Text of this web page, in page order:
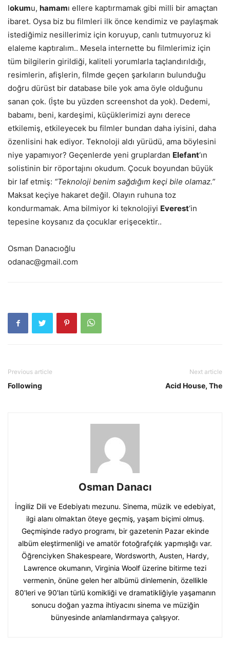
lokumu, hamamı ellere kaptırmamak gibi milli bir amaçtan
ibaret. Oysa biz bu filmleri ilk önce kendimiz ve paylaşmak
istediğimiz nesillerimiz için koruyup, canlı tutmuyoruz ki
elaleme kaptıralım.. Mesela internette bu filmlerimiz için
tüm bilgilerin girildiği, kaliteli yorumlarla taçlandırıldığı,
resimlerin, afişlerin, filmde geçen şarkıların bulunduğu
doğru dürüst bir database bile yok ama öyle olduğunu
sanan çok. (İşte bu yüzden screenshot da yok). Dedemi,
babamı, beni, kardeşimi, küçüklerimizi aynı derece
etkilemiş, etkileyecek bu filmler bundan daha iyisini, daha
özenlisini hak ediyor. Teknoloji aldı yürüdü, ama böylesini
niye yapamıyor? Geçenlerde yeni gruplardan Elefant‘ın
solistinin bir röportajını okudum. Çocuk boyundan büyük
bir laf etmiş: “Teknoloji benim sağdığım keçi bile olamaz.”
Maksat keçiye hakaret değil. Olayın ruhuna toz
kondurmamak. Ama bilmiyor ki teknolojiyi Everest‘in
tepesine koysanız da çocuklar erişecektir..
Osman Danacıoğlu
odanac@gmail.com
Previous article
Following
Next article
Acid House, The
Osman Danacı
İngiliz Dili ve Edebiyatı mezunu. Sinema, müzik ve edebiyat,
ilgi alanı olmaktan öteye geçmiş, yaşam biçimi olmuş.
Geçmişinde radyo programı, bir gazetenin Pazar ekinde
albüm eleştirmenliği ve amatör fotoğrafçılık yapmışlığı var.
Öğrenciyken Shakespeare, Wordsworth, Austen, Hardy,
Lawrence okumanın, Virginia Woolf üzerine bitirme tezi
vermenin, önüne gelen her albümü dinlemenin, özellikle
80'leri ve 90'ları türlü komikliği ve dramatikliğiyle yaşamanın
sonucu doğan yazma ihtiyacını sinema ve müziğin
bünyesinde anlamlandırmaya çalışıyor.